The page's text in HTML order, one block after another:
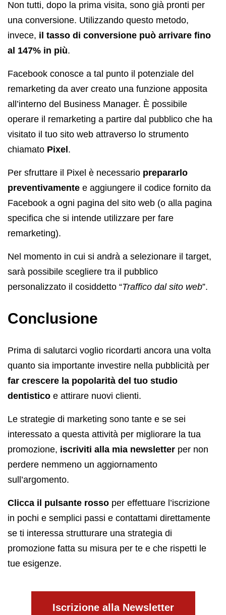
Non tutti, dopo la prima visita, sono già pronti per
una conversione. Utilizzando questo metodo,
invece, il tasso di conversione può arrivare fino
al 147% in più.
Facebook conosce a tal punto il potenziale del
remarketing da aver creato una funzione apposita
all’interno del Business Manager. È possibile
operare il remarketing a partire dal pubblico che ha
visitato il tuo sito web attraverso lo strumento
chiamato Pixel.
Per sfruttare il Pixel è necessario prepararlo
preventivamente e aggiungere il codice fornito da
Facebook a ogni pagina del sito web (o alla pagina
specifica che si intende utilizzare per fare
remarketing).
Nel momento in cui si andrà a selezionare il target,
sarà possibile scegliere tra il pubblico
personalizzato il cosiddetto “Traffico dal sito web”.
Conclusione
Prima di salutarci voglio ricordarti ancora una volta
quanto sia importante investire nella pubblicità per
far crescere la popolarità del tuo studio
dentistico e attirare nuovi clienti.
Le strategie di marketing sono tante e se sei
interessato a questa attività per migliorare la tua
promozione, iscriviti alla mia newsletter per non
perdere nemmeno un aggiornamento
sull’argomento.
Clicca il pulsante rosso per effettuare l’iscrizione
in pochi e semplici passi e contattami direttamente
se ti interessa strutturare una strategia di
promozione fatta su misura per te e che rispetti le
tue esigenze.
Iscrizione alla Newsletter